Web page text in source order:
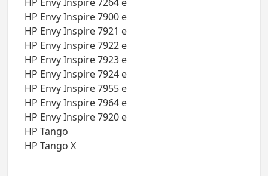
HP Envy Inspire 7900 e
HP Envy Inspire 7921 e
HP Envy Inspire 7922 e
HP Envy Inspire 7923 e
HP Envy Inspire 7924 e
HP Envy Inspire 7955 e
HP Envy Inspire 7964 e
HP Envy Inspire 7920 e
HP Tango
HP Tango X